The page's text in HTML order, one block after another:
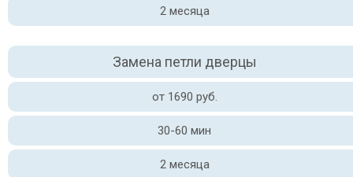
2 месяца
Замена петли дверцы
от 1690 руб.
30-60 мин
2 месяца